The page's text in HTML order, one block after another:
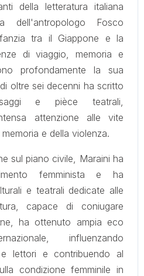
della letteratura italiana
dell'antropologo Fosco
tra il Giappone e la
di viaggio, memoria e
profondamente la sua
oltre sei decenni ha scritto
e pièce teatrali,
attenzione alle vite
e della violenza.
sul piano civile, Maraini ha
femminista e ha
e teatrali dedicate alle
capace di coniugare
ha ottenuto ampia eco
influenzando
lettori e contribuendo al
condizione femminile in